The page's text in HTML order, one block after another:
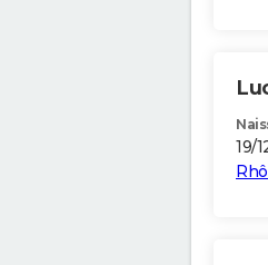
19/